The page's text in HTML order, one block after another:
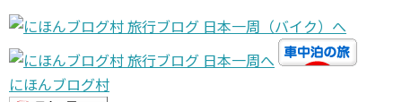
にほんブログ村